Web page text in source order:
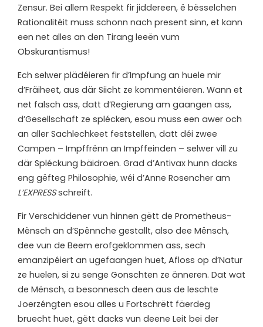
Zensur. Bei allem Respekt fir jiddereen, ë bësselchen
Rationalitéit muss schonn nach present sinn, et kann
een net alles an den Tirang leeën vum
Obskurantismus!
Ech selwer plädéieren fir d’Impfung an huele mir
d’Fräiheet, aus där Siicht ze kommentéieren. Wann et
net falsch ass, datt d’Regierung am gaangen ass,
d’Gesellschaft ze splécken, esou muss een awer och
an aller Sachlechkeet feststellen, datt déi zwee
Campen – Impffrënn an Impffeinden – selwer vill zu
där Spléckung bäidroen. Grad d’Antivax hunn dacks
eng gëfteg Philosophie, wéi d’Anne Rosencher am
L’EXPRESSschreift.
Fir Verschiddener vun hinnen gëtt de Prometheus-
Mënsch an d’Spënnche gestallt, also dee Mënsch,
dee vun de Beem erofgeklommen ass, sech
emanzipéiert an ugefaangen huet, Afloss op d’Natur
ze huelen, si zu senge Gonschten ze änneren. Dat wat
de Mënsch, a besonnesch deen aus de leschte
Joerzéngten esou alles u Fortschrëtt fäerdeg
bruecht huet, gëtt dacks vun deene Leit bei der